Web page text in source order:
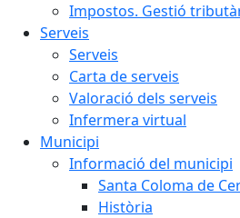
Impostos. Gestió
Serveis
Serveis
Carta de serveis
Valoració dels serveis
Infermera virtual
Municipi
Informació del municipi
Santa Coloma de
Història